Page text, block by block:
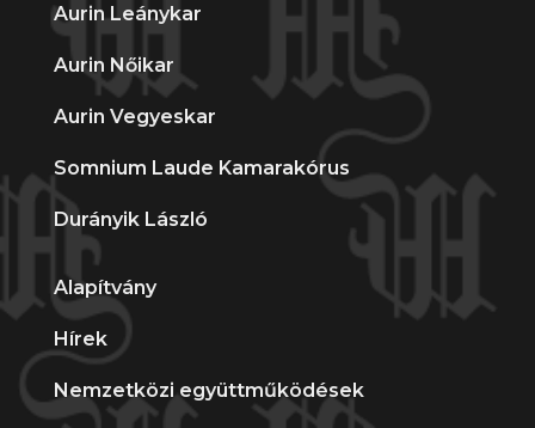
Aurin Leánykar
Aurin Nőikar
Aurin Vegyeskar
Somnium Laude Kamarakórus
Durányik László
Alapítvány
Hírek
Nemzetközi együttműködések